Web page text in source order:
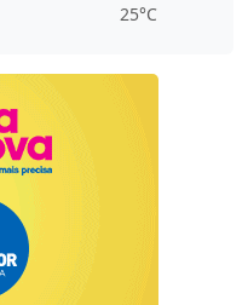
25°C